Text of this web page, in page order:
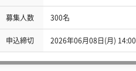
募集人数 300名
申込締切 2026年06月08日(月) 14:00